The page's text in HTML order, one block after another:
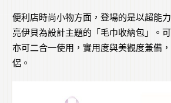
便利店時尚小物方面，登場的是以超能
亮伊貝為設計主題的「毛巾收納包」。
亦可二合一使用，實用度與美觀度兼備
侶。